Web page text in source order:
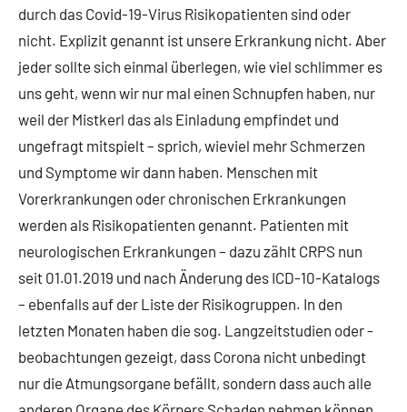
durch das Covid-19-Virus Risikopatienten sind oder
nicht. Explizit genannt ist unsere Erkrankung nicht. Aber
jeder sollte sich einmal überlegen, wie viel schlimmer es
uns geht, wenn wir nur mal einen Schnupfen haben, nur
weil der Mistkerl das als Einladung empfindet und
ungefragt mitspielt – sprich, wieviel mehr Schmerzen
und Symptome wir dann haben. Menschen mit
Vorerkrankungen oder chronischen Erkrankungen
werden als Risikopatienten genannt. Patienten mit
neurologischen Erkrankungen – dazu zählt CRPS nun
seit 01.01.2019 und nach Änderung des ICD-10-Katalogs
– ebenfalls auf der Liste der Risikogruppen. In den
letzten Monaten haben die sog. Langzeitstudien oder -
beobachtungen gezeigt, dass Corona nicht unbedingt
nur die Atmungsorgane befällt, sondern dass auch alle